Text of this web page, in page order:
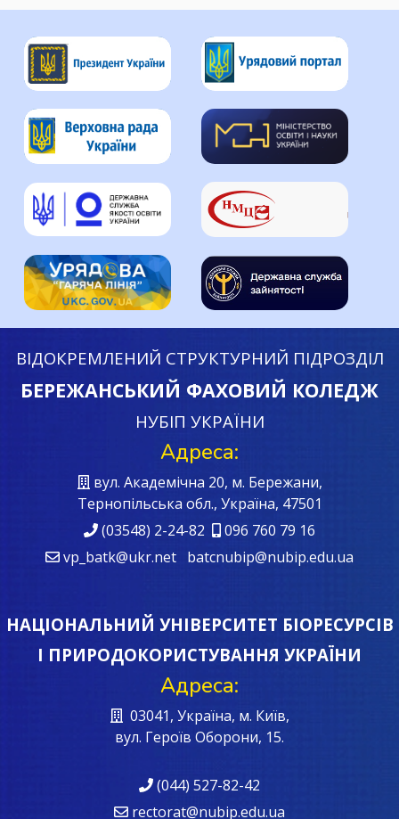
ВІДОКРЕМЛЕНИЙ СТРУКТУРНИЙ ПІДРОЗДІЛ
БЕРЕЖАНСЬКИЙ ФАХОВИЙ КОЛЕДЖ
НУБІП УКРАЇНИ
Адреса:
вул. Академічна 20, м. Бережани,
Тернопільська обл., Україна, 47501
(03548) 2-24-82
096 760 79 16
vp_batk@ukr.net batcnubip@nubip.edu.ua
НАЦІОНАЛЬНИЙ УНІВЕРСИТЕТ БІОРЕСУРСІВ
І ПРИРОДОКОРИСТУВАННЯ УКРАЇНИ
Адреса:
03041, Україна, м. Київ,
вул. Героїв Oборони, 15.
(044) 527-82-42
rectorat@nubip.edu.ua